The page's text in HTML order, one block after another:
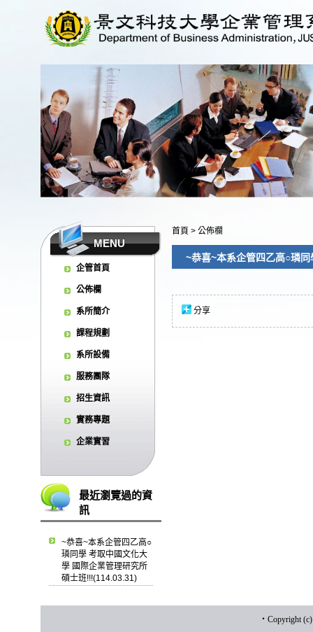
MENU
企管首頁
公佈欄
系所簡介
課程規劃
系所設備
服務團隊
招生資訊
實務專題
企業實習
最近瀏覽過的資
訊
~恭喜~本系企管四乙高○
璘同學 考取中國文化大
學 國際企業管理研究所
碩士班!!!(114.03.31)
首頁 > 公佈欄
~恭喜~本系企管四乙高○璘
分享
‧ Copyright